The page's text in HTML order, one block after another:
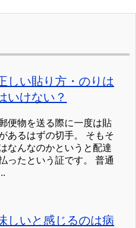
しい貼り方・のりは
いけない？
便物を送る際に一度は貼
あるはずの切手。 そもそ
なんなのかというと配達
ったという証です。 普通
しいと感じるのは病